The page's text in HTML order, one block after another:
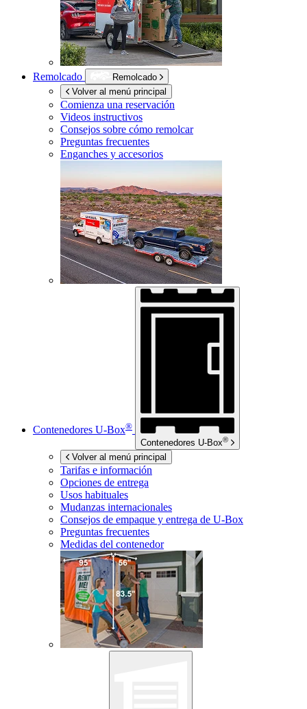
Remolcado
Remolcado
Volver al menú principal
Comienza una reservación
Videos instructivos
Consejos sobre cómo remolcar
Preguntas frecuentes
Enganches y accesorios
Contenedores U-Box®
Contenedores U-Box®
Volver al menú principal
Tarifas e información
Opciones de entrega
Usos habituales
Mudanzas internacionales
Consejos de empaque y entrega de U-Box
Preguntas frecuentes
Medidas del contenedor